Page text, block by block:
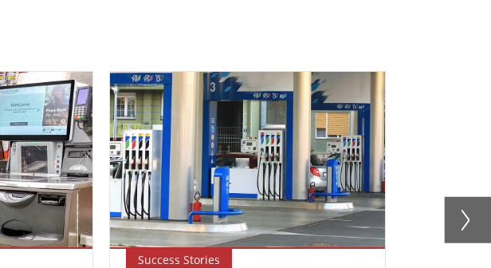
Success Stories